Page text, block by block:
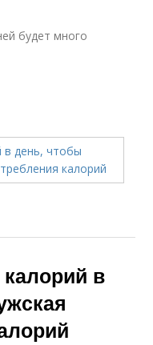
будет много
калорий в